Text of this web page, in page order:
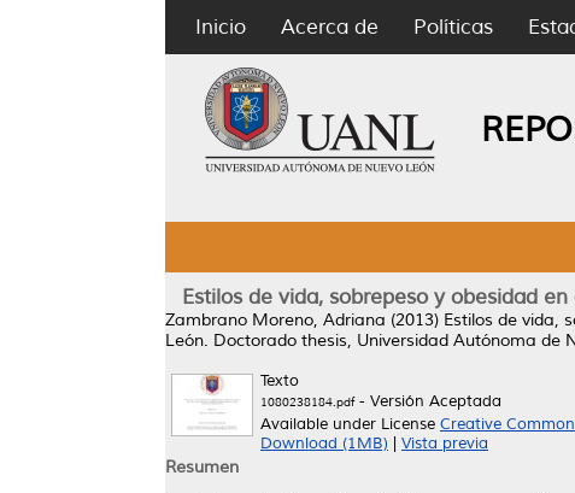
Inicio Acerca de Políticas
Estilos de vida, sobrepeso y obesidad
Zambrano Moreno, Adriana (2013) Estilos de vida,
León. Doctorado thesis, Universidad Autónoma de
Texto
1080238184.pdf- Versión Aceptada
Available under License Creative
Download (1MB)
Vista previa
Resumen